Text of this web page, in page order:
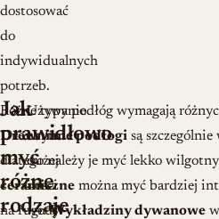
dostosować
do
indywidualnych
potrzeb.
Używanie
zbyt
dużej
ilości
wody
Jak
prawidłowo
myć
różne
rodzaje
Różne typy podłóg wymagają
Drewniane podłogi są
dlatego należy je myć lekko
ceramiczne można myć bardziej
na fugi.Wykładziny dywanowe